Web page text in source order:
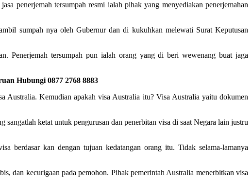
penerjemah tersumpah resmi ialah pihak yang menyediakan penerjemahan
sumpah nya oleh Gubernur dan di kukuhkan melewati Surat Keputusan
Penerjemah tersumpah pun ialah orang yang di beri wewenang buat jaga
Hubungi 0877 2768 8883
Australia. Kemudian apakah visa Australia itu? Visa Australia yaitu dokumen
ketat untuk pengurusan dan penerbitan visa di saat Negara lain justru
berdasar kan dengan tujuan kedatangan orang itu. Tidak selama-lamanya
dan kecurigaan pada pemohon. Pihak pemerintah Australia menerbitkan visa